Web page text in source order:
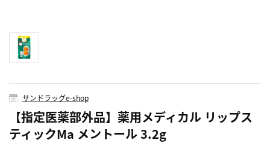
サンドラッグe-shop
【指定医薬部外品】薬用メディカル リップス
ティックMa メントール 3.2g